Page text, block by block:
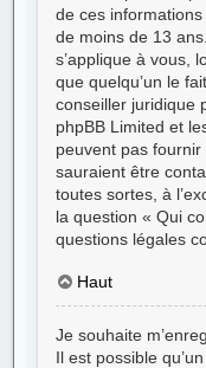
de ces
de moins de 13
s’applique à vous,
que quelqu’un le
conseiller juridique
phpBB Limited et
peuvent pas
sauraient être
toutes sortes, à
la question « Qui
questions légales
Haut
Je souhaite
Il est possible